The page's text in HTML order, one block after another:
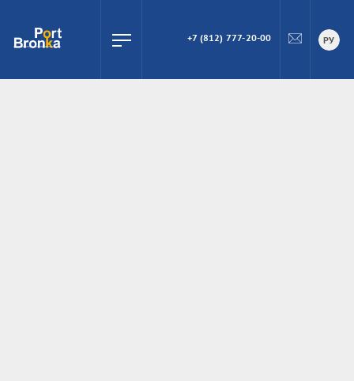
ПОИСК
+7 (812) 777-20-00 РУ